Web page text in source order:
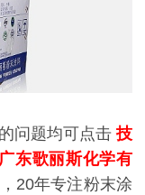
问题均可点击 技
广东歌丽斯化学有
20年专注粉末涂